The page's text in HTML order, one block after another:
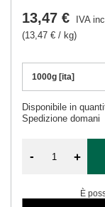
1000g [ita]
Disponibile in
Spedizione domani
13,47 € IVA
(13,47 € / kg)
- +
È